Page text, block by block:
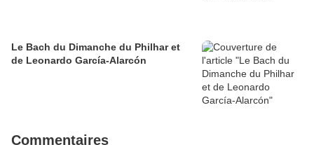
Le Bach du Dimanche du Philhar et
de Leonardo García-Alarcón
Commentaires